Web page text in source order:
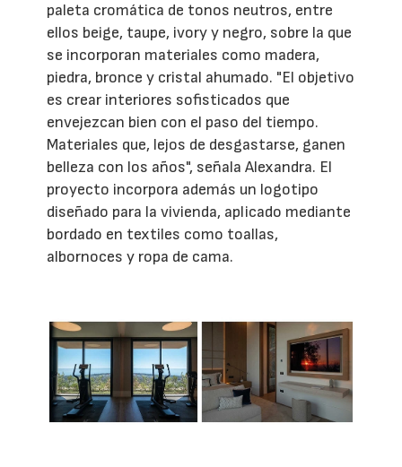
paleta cromática de tonos neutros, entre
ellos beige, taupe, ivory y negro, sobre la que
se incorporan materiales como madera,
piedra, bronce y cristal ahumado. "El objetivo
es crear interiores sofisticados que
envejezcan bien con el paso del tiempo.
Materiales que, lejos de desgastarse, ganen
belleza con los años", señala Alexandra. El
proyecto incorpora además un logotipo
diseñado para la vivienda, aplicado mediante
bordado en textiles como toallas,
albornoces y ropa de cama.